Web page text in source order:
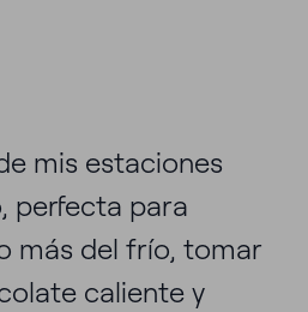
mis estaciones
perfecta para
más del frío, tomar
caliente y